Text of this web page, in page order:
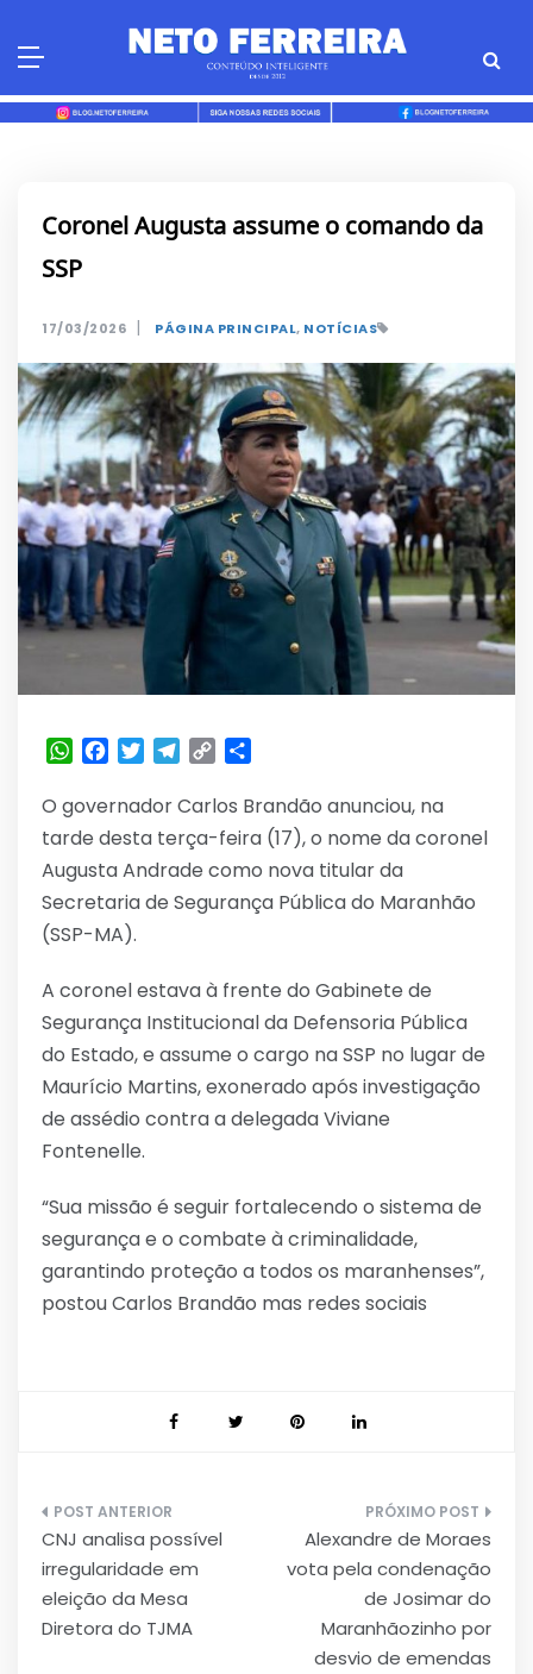
Coronel Augusta assume o comando da
SSP
17/03/2026 | PÁGINA PRINCIPAL, NOTÍCIAS
WhatsApp
Facebook
TwitterTelegram
Copy
O governador Carlos Brandão anunciou, na
tarde desta terça-feira (17), o nome da coronel
Augusta Andrade como nova titular da
Secretaria de Segurança Pública do Maranhão
(SSP-MA).
A coronel estava à frente do Gabinete de
Segurança Institucional da Defensoria Pública
do Estado, e assume o cargo na SSP no lugar de
Maurício Martins, exonerado após investigação
de assédio contra a delegada Viviane
Fontenelle.
“Sua missão é seguir fortalecendo o sistema de
segurança e o combate à criminalidade,
garantindo proteção a todos os maranhenses”,
postou Carlos Brandão mas redes sociais
Navegação
de
Post
CNJ analisa possível
irregularidade em
eleição da Mesa
Diretora do TJMA
Alexandre de Moraes
vota pela condenação
de Josimar do
Maranhãozinho por
desvio de emendas